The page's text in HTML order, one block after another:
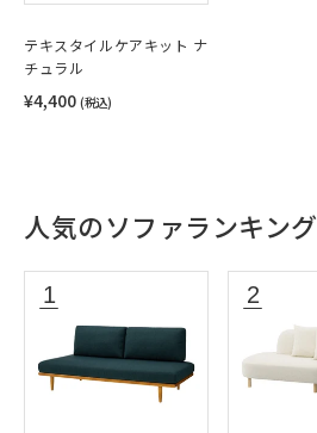
テキスタイルケアキット ナ
チュラル
¥4,400 (税込)
人気のソファランキング